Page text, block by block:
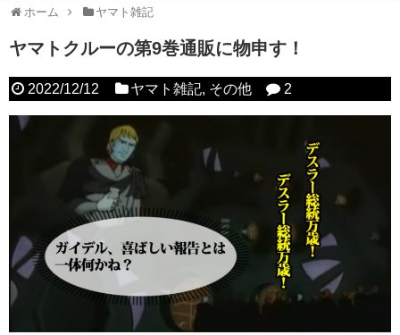
ホーム ヤマト雑記
ヤマトクルーの第9巻通販に物申す！
2022/12/12 ヤマト雑記, その他 2